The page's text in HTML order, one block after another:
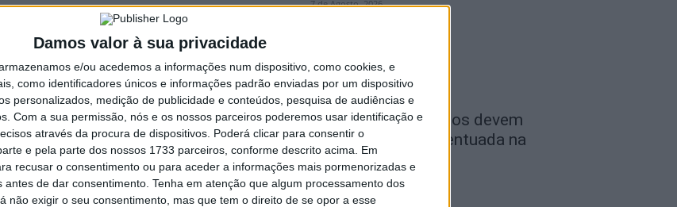
Damos valor à sua privacidade
e/ou acedemos a informações num dispositivo, como cookies, e
como identificadores únicos e informações padrão enviadas por um dispositivo
personalizados, medição de publicidade e conteúdos, pesquisa de audiências e
Com a sua permissão, nós e os nossos parceiros poderemos usar identificação e
através da procura de dispositivos. Poderá clicar para consentir o
e pela parte dos nossos 1733 parceiros, conforme descrito acima. Em
recusar o consentimento ou para aceder a informações mais pormenorizadas e
de dar consentimento. Tenha em atenção que algum processamento dos
não exigir o seu consentimento, mas que tem o direito de se opor a esse
7 de Agosto, 2026
Combustíveis: Preços devem
baixar de forma acentuada na
próxima semana
7 de Agosto, 2026